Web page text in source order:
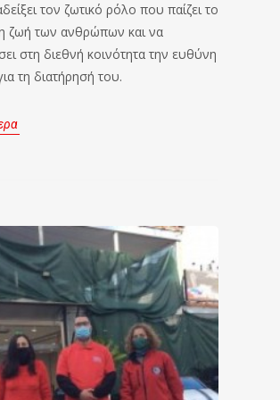
τον ζωτικό ρόλο που παίζει το
ζωή των ανθρώπων και να
στη διεθνή κοινότητα την ευθύνη
τη διατήρησή του.